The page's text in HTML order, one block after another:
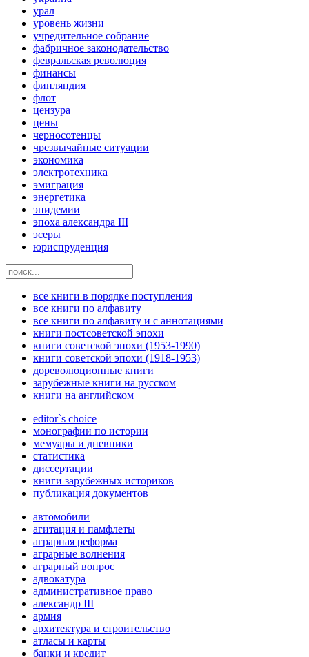
урал
уровень жизни
учредительное собрание
фабричное законодательство
февральская революция
финансы
финляндия
флот
цензура
цены
черносотенцы
чрезвычайные ситуации
экономика
электротехника
эмиграция
энергетика
эпидемии
эпоха александра III
эсеры
юриспруденция
все книги в порядке поступления
все книги по алфавиту
все книги по алфавиту и с аннотациями
книги постсоветской эпохи
книги советской эпохи (1953-1990)
книги советской эпохи (1918-1953)
дореволюционные книги
зарубежные книги на русском
книги на английском
editor`s choice
монографии по истории
мемуары и дневники
статистика
диссертации
книги зарубежных историков
публикация документов
автомобили
агитация и памфлеты
аграрная реформа
аграрные волнения
аграрный вопрос
адвокатура
административное право
александр III
армия
архитектура и строительство
атласы и карты
банки и кредит